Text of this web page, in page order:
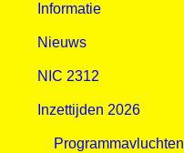
Informatie
Nieuws
NIC 2312
Inzettijden 2026
Programmavluchten